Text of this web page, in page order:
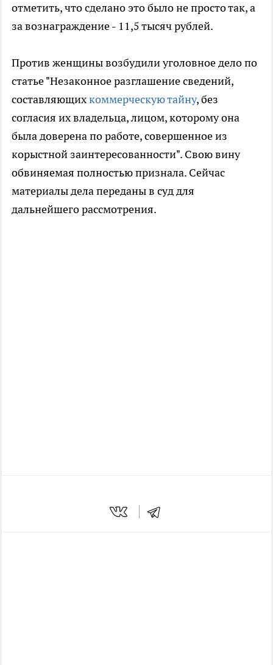
отметить, что сделано это было не просто так, а
за вознаграждение - 11,5 тысяч рублей.
Против женщины возбудили уголовное дело по
статье "Незаконное разглашение сведений,
составляющихкоммерческую тайну, без
согласия их владельца, лицом, которому она
была доверена по работе, совершенное из
корыстной заинтересованности". Свою вину
обвиняемая полностью признала. Сейчас
материалы дела переданы в суд для
дальнейшего рассмотрения.